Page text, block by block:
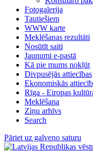
Fotogalerija
Tautiešiem
WWW karte
Meklēšanas rezultāti
Nosūtīt saiti
Jaunumi e-pastā
Kā pie mums nokļūt
Divpusējās attiecības
Ekonomiskās
Rīga - Eiropas
Meklēšana
Ziņu arhīvs
Search
Pāriet uz galveno saturu